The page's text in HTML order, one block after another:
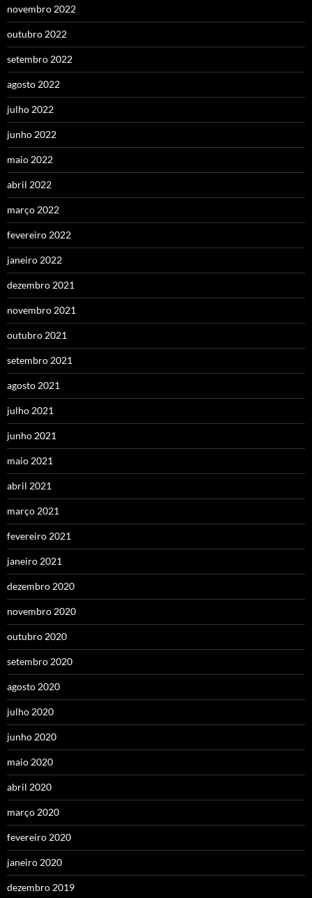
novembro 2022
outubro 2022
setembro 2022
agosto 2022
julho 2022
junho 2022
maio 2022
abril 2022
março 2022
fevereiro 2022
janeiro 2022
dezembro 2021
novembro 2021
outubro 2021
setembro 2021
agosto 2021
julho 2021
junho 2021
maio 2021
abril 2021
março 2021
fevereiro 2021
janeiro 2021
dezembro 2020
novembro 2020
outubro 2020
setembro 2020
agosto 2020
julho 2020
junho 2020
maio 2020
abril 2020
março 2020
fevereiro 2020
janeiro 2020
dezembro 2019